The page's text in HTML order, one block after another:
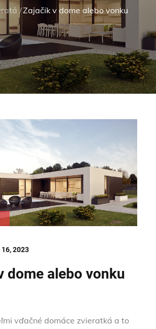
Zajačik v dome alebo vonku
16, 2023
dome alebo vonku
vďačné domáce zvieratká a to